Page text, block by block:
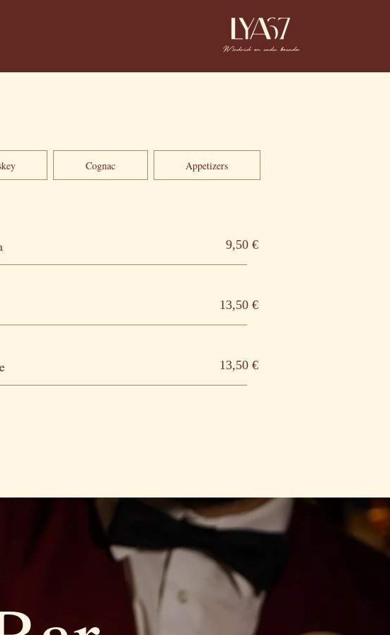
Cognac Appetizers
9,50 €
13,50 €
13,50 €